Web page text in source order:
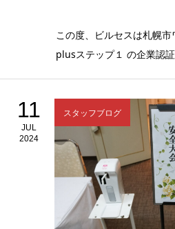
この度、ビルセスは札幌
plusステップ１ の企業認
11
JUL
2024
スタッフブログ